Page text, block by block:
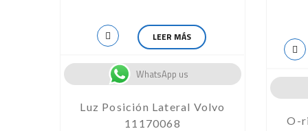
LEER MÁS
WhatsApp us
Luz Posición Lateral Volvo
11170068
O-